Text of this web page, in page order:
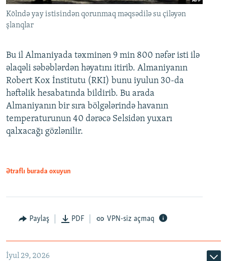
Kölndə yay istisindən qorunmaq məqsədilə su çiləyən
şlanqlar
Bu il Almaniyada təxminən 9 min 800 nəfər isti ilə
əlaqəli səbəblərdən həyatını itirib. Almaniyanın
Robert Kox İnstitutu (RKI) bunu iyulun 30-da
həftəlik hesabatında bildirib. Bu arada
Almaniyanın bir sıra bölgələrində havanın
temperaturunun 40 dərəcə Selsidən yuxarı
qalxacağı gözlənilir.
Ətraflı burada oxuyun
Paylaş PDF VPN-siz açmaq
İyul 29, 2026